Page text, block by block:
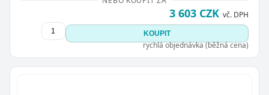
3 603 CZK vč. DPH
KOUPIT
rychlá objednávka (běžná cena)